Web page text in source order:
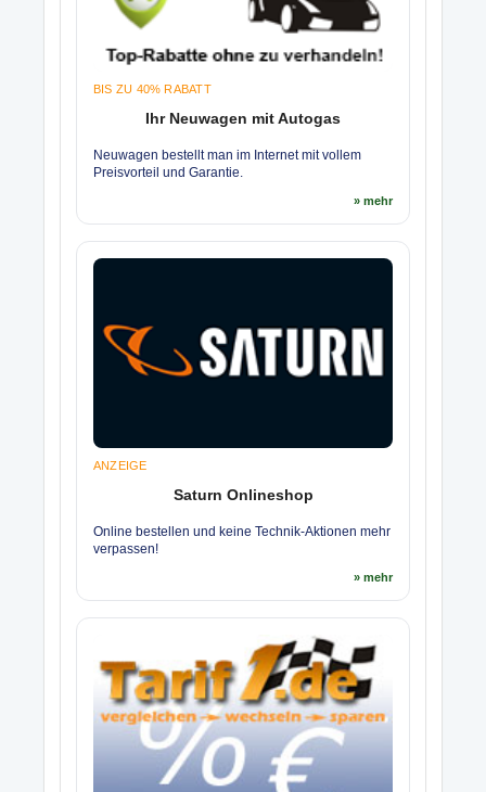
BIS ZU 40% RABATT
Ihr Neuwagen mit Autogas
Neuwagen bestellt man im Internet mit vollem
Preisvorteil und Garantie.
» mehr
ANZEIGE
Saturn Onlineshop
Online bestellen und keine Technik-Aktionen mehr
verpassen!
» mehr